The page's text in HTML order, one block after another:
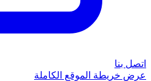
اتصل بنا
عرض خريطة الموقع الكاملة